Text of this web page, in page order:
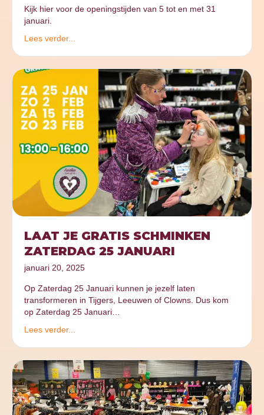
Kijk hier voor de openingstijden van 5 tot en met 31
januari.
Lees verder...
LAAT JE GRATIS SCHMINKEN
ZATERDAG 25 JANUARI
januari 20, 2025
Op Zaterdag 25 Januari kunnen je jezelf laten
transformeren in Tijgers, Leeuwen of Clowns. Dus kom
op Zaterdag 25 Januari…
Lees verder...